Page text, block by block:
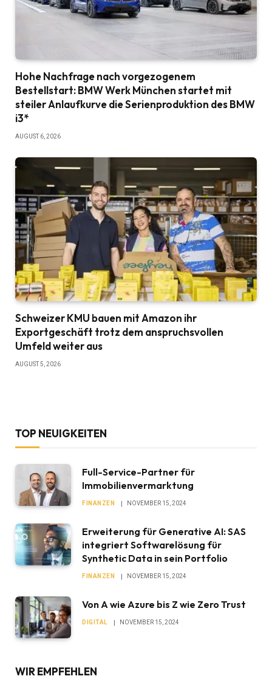
Hohe Nachfrage nach vorgezogenem
Bestellstart: BMW Werk München startet mit
steiler Anlaufkurve die Serienproduktion des BMW
i3*
AUGUST 6, 2026
Schweizer KMU bauen mit Amazon ihr
Exportgeschäft trotz dem anspruchsvollen
Umfeld weiter aus
AUGUST 5, 2026
TOP NEUIGKEITEN
Full-Service-Partner für
Immobilienvermarktung
FINANZEN NOVEMBER 15, 2024
Erweiterung für Generative AI: SAS
integriert Softwarelösung für
Synthetic Data in sein Portfolio
FINANZEN NOVEMBER 15, 2024
Von A wie Azure bis Z wie Zero Trust
DIGITAL NOVEMBER 15, 2024
WIR EMPFEHLEN